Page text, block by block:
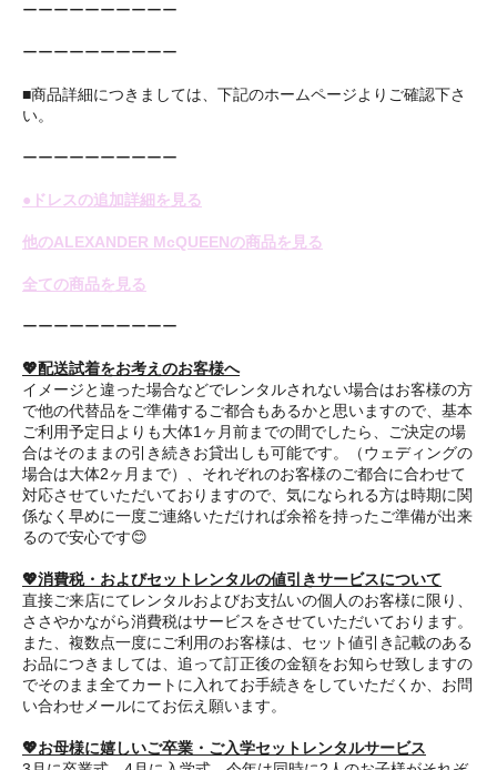
ーーーーーーーーーー
ーーーーーーーーーー
■商品詳細につきましては、下記のホームページよりご確認下さ
い。
ーーーーーーーーーー
●ドレスの追加詳細を見る
他のALEXANDER McQUEENの商品を見る
全ての商品を見る
ーーーーーーーーーー
💖配送試着をお考えのお客様へ
イメージと違った場合などでレンタルされない場合はお客様の方
で他の代替品をご準備するご都合もあるかと思いますので、基本
ご利用予定日よりも大体1ヶ月前までの間でしたら、ご決定の場
合はそのままの引き続きお貸出しも可能です。（ウェディングの
場合は大体2ヶ月まで）、それぞれのお客様のご都合に合わせて
対応させていただいておりますので、気になられる方は時期に関
係なく早めに一度ご連絡いただければ余裕を持ったご準備が出来
るので安心です😊
💖消費税・およびセットレンタルの値引きサービスについて
直接ご来店にてレンタルおよびお支払いの個人のお客様に限り、
ささやかながら消費税はサービスをさせていただいております。
また、複数点一度にご利用のお客様は、セット値引き記載のある
お品につきましては、追って訂正後の金額をお知らせ致しますの
でそのまま全てカートに入れてお手続きをしていただくか、お問
い合わせメールにてお伝え願います。
💖お母様に嬉しいご卒業・ご入学セットレンタルサービス